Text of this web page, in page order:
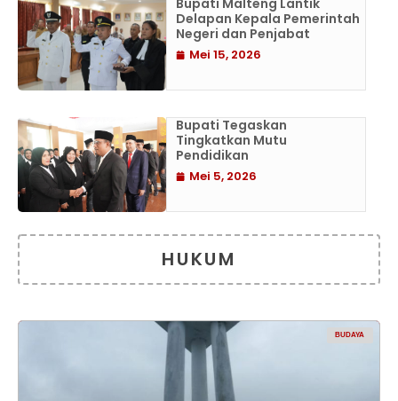
Bupati Malteng Lantik
Delapan Kepala Pemerintah
Negeri dan Penjabat
Mei 15, 2026
Bupati Tegaskan
Tingkatkan Mutu
Pendidikan
Mei 5, 2026
HUKUM
BUDAYA